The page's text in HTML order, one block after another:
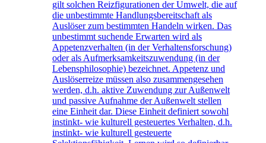
gilt solchen Reizfigurationen der Umwelt, die auf
die unbestimmte Handlungsbereitschaft als
Auslöser zum bestimmten Handeln wirken. Das
unbestimmt suchende Erwarten wird als
Appetenzverhalten (in der Verhaltensforschung)
oder als Aufmerksamkeitszuwendung (in der
Lebensphilosophie) bezeichnet. Appetenz und
Auslöserreize müssen also zusammengesehen
werden, d.h. aktive Zuwendung zur Außenwelt
und passive Aufnahme der Außenwelt stellen
eine Einheit dar. Diese Einheit definiert sowohl
instinkt- wie kulturell gesteuertes Verhalten, d.h.
instinkt- wie kulturell gesteuerte